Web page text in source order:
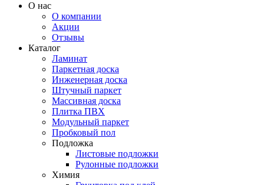
О нас
О компании
Акции
Отзывы
Каталог
Ламинат
Паркетная доска
Инженерная доска
Штучный паркет
Массивная доска
Плитка ПВХ
Модульный паркет
Пробковый пол
Подложка
Листовые подложки
Рулонные подложки
Химия